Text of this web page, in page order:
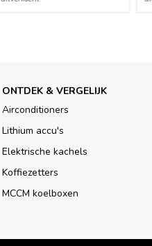
ONTDEK & VERGELIJK
Airconditioners
Lithium accu's
Elektrische kachels
Koffiezetters
MCCM koelboxen